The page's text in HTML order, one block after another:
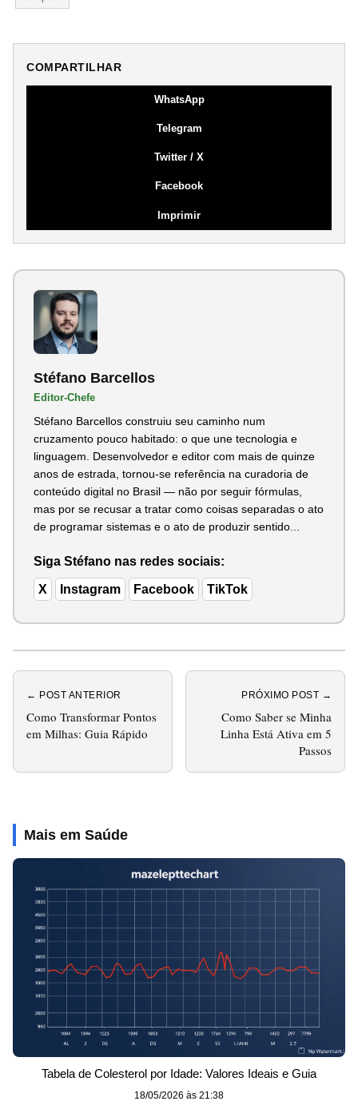
COMPARTILHAR
WhatsApp
Telegram
Twitter / X
Facebook
Imprimir
Stéfano Barcellos
Editor-Chefe
Stéfano Barcellos construiu seu caminho num
cruzamento pouco habitado: o que une tecnologia e
linguagem. Desenvolvedor e editor com mais de quinze
anos de estrada, tornou-se referência na curadoria de
conteúdo digital no Brasil — não por seguir fórmulas,
mas por se recusar a tratar como coisas separadas o ato
de programar sistemas e o ato de produzir sentido...
Siga Stéfano nas redes sociais:
X Instagram Facebook TikTok
← POST ANTERIOR
Como Transformar Pontos
em Milhas: Guia Rápido
PRÓXIMO POST →
Como Saber se Minha
Linha Está Ativa em 5
Passos
Mais em Saúde
Tabela de Colesterol por Idade: Valores Ideais e Guia
18/05/2026 às 21:38